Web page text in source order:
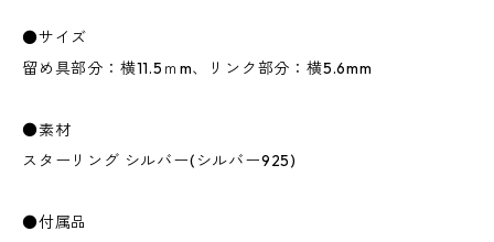
●サイズ
留め具部分：横11.5ｍm、リンク部分：横5.6mm
●素材
スターリング シルバー(シルバー925)
●付属品